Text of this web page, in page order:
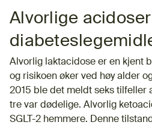
Alvorlige
Alvorlig laktacidose er en kjent
og risikoen øker ved høy alder
2015 ble det meldt seks tilfeller
tre var dødelige. Alvorlig
SGLT-2 hemmere. Denne